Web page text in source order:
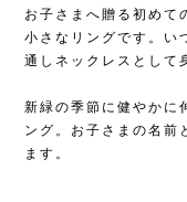
お子さまへ贈る初めて
小さなリングです。い
通しネックレスとして
新緑の季節に健やかに
ング。お子さまの名前
ます。